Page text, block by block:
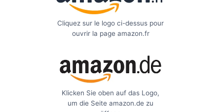
Cliquez sur le logo ci-dessus pour
ouvrir la page amazon.fr
Klicken Sie oben auf das Logo,
um die Seite amazon.de zu